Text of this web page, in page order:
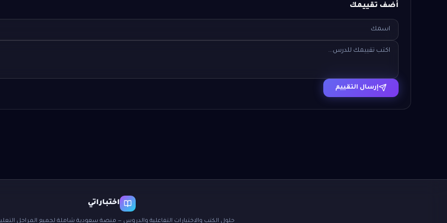
أضف تقييمك
إرسال التقييم
اختباراتي
حلول الكتب والاختبارات التفاعلية والدروس — منصة سعودية شاملة لجميع المراحل